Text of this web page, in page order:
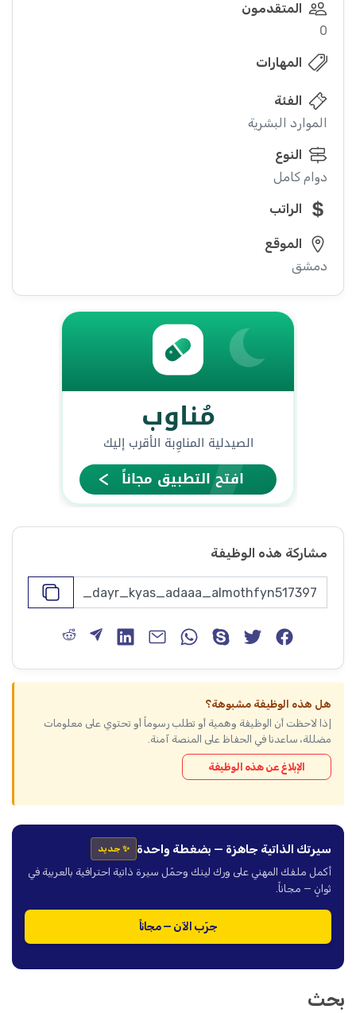
المتقدمون
0
المهارات
الفئة
الموارد البشرية
النوع
دوام كامل
الراتب
الموقع
دمشق
مشاركة هذه الوظيفة
هل هذه الوظيفة مشبوهة؟
إذا لاحظت أن الوظيفة وهمية أو تطلب رسوماً أو تحتوي على معلومات
مضللة، ساعدنا في الحفاظ على المنصة آمنة.
الإبلاغ عن هذه الوظيفة
سيرتك الذاتية جاهزة — بضغطة واحدة ✨ جديد
أكمل ملفك المهني على ورك لينك وحمّل سيرة ذاتية احترافية بالعربية في
ثوانٍ — مجاناً.
جرّب الآن — مجاناً
بحث